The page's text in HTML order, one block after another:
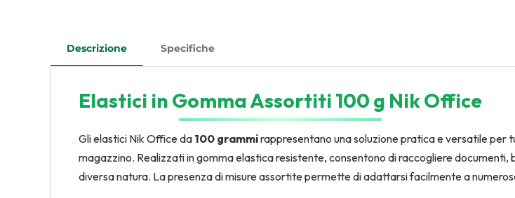
Descrizione Specifiche
Elastici in Gomma Assortiti 100 g Nik Office
Gli elastici Nik Office da 100 grammirappresentano una soluzione pratica e versatile per
magazzino. Realizzati in gomma elastica resistente, consentono di raccogliere
diversa natura. La presenza di misure assortite permette di adattarsi facilmente a